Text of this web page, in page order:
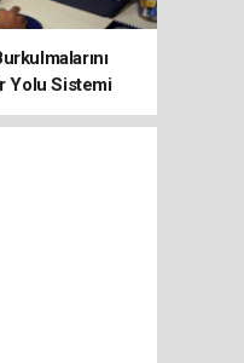
Yolu Sistemi